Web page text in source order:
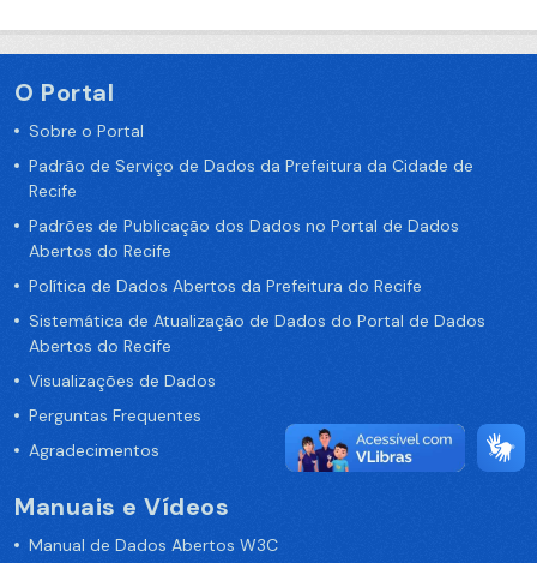
O Portal
Sobre o Portal
Padrão de Serviço de Dados da Prefeitura da Cidade de
Recife
Padrões de Publicação dos Dados no Portal de Dados
Abertos do Recife
Política de Dados Abertos da Prefeitura do Recife
Sistemática de Atualização de Dados do Portal de Dados
Abertos do Recife
Visualizações de Dados
Perguntas Frequentes
Agradecimentos
Manuais e Vídeos
Manual de Dados Abertos W3C